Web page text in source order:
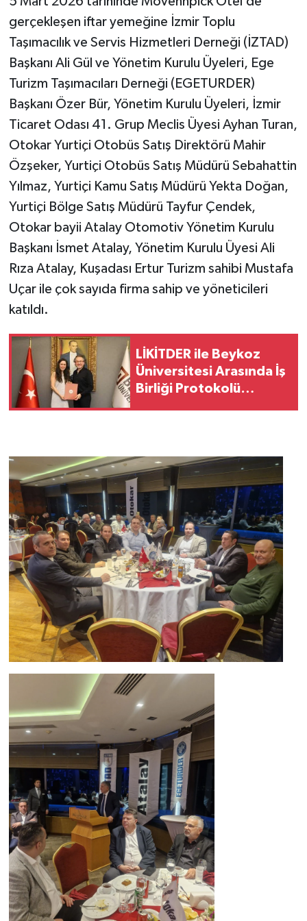
gerçekleşen iftar yemeğine İzmir Toplu
Taşımacılık ve Servis Hizmetleri Derneği (İZTAD)
Başkanı Ali Gül ve Yönetim Kurulu Üyeleri, Ege
Turizm Taşımacıları Derneği (EGETURDER)
Başkanı Özer Bür, Yönetim Kurulu Üyeleri, İzmir
Ticaret Odası 41. Grup Meclis Üyesi Ayhan Turan,
Otokar Yurtiçi Otobüs Satış Direktörü Mahir
Özşeker, Yurtiçi Otobüs Satış Müdürü Sebahattin
Yılmaz, Yurtiçi Kamu Satış Müdürü Yekta Doğan,
Yurtiçi Bölge Satış Müdürü Tayfur Çendek,
Otokar bayii Atalay Otomotiv Yönetim Kurulu
Başkanı İsmet Atalay, Yönetim Kurulu Üyesi Ali
Rıza Atalay, Kuşadası Ertur Turizm sahibi Mustafa
Uçar ile çok sayıda firma sahip ve yöneticileri
katıldı.
LİKİTDER ile Beykoz
Üniversitesi Arasında İş
Birliği Protokolü